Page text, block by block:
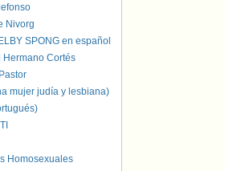
Nivorg
SPONG en español
Hermano Cortés
mujer judía y lesbiana)
Homosexuales